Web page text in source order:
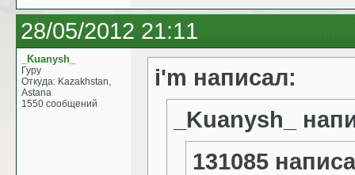
28/05/2012 21:11
_Kuanysh_
Гуру
Откуда: Kazakhstan,
Astana
1550 сообщений
i'm написал:
_Kuanysh_
131085